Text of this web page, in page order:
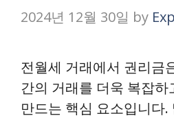
2024년 12월 30일 by
전월세 거래에서 권리금
간의 거래를 더욱 복잡하
만드는 핵심 요소입니다.